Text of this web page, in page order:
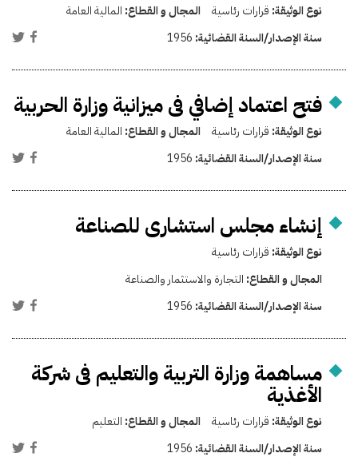
نوع الوثيقة: قرارات رئاسية المجال و القطاع: المالية العامة
سنة الإصدار/السنة القضائية: 1956
فتح اعتماد إضافي فى ميزانية وزارة الحربية
نوع الوثيقة: قرارات رئاسية المجال و القطاع: المالية العامة
سنة الإصدار/السنة القضائية: 1956
إنشاء مجلس استشارى للصناعة
نوع الوثيقة: قرارات رئاسية
المجال و القطاع: التجارة والاستثمار والصناعة
سنة الإصدار/السنة القضائية: 1956
مساهمة وزارة التربية والتعليم فى شركة
الأغذية
نوع الوثيقة: قرارات رئاسية المجال و القطاع: التعليم
سنة الإصدار/السنة القضائية: 1956